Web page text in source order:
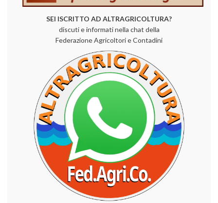
SEI ISCRITTO AD ALTRAGRICOLTURA?
discuti e informati nella chat della
Federazione Agricoltori e Contadini